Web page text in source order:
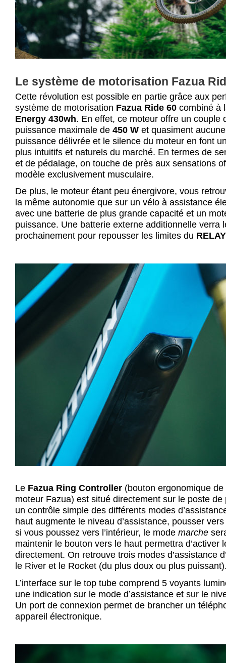
Le système de motorisation Fazua
Cette révolution est possible en partie grâce aux
système de motorisation Fazua Ride 60 combiné à
Energy 430wh. En effet, ce moteur offre un couple
puissance maximale de 450 W et quasiment
puissance délivrée et le silence du moteur en font
plus intuitifs et naturels du marché. En termes de
et de pédalage, on touche de près aux sensations
modèle exclusivement musculaire.
De plus, le moteur étant peu énergivore, vous
la même autonomie que sur un vélo à assistance
avec une batterie de plus grande capacité et un
puissance. Une batterie externe additionnelle verra
prochainement pour repousser les limites du RELAY
Le Fazua Ring Controller (bouton ergonomique
moteur Fazua) est situé directement sur le poste de
un contrôle simple des différents modes
haut augmente le niveau d’assistance, pousser
si vous poussez vers l’intérieur, le mode marche
maintenir le bouton vers le haut permettra d’activer
directement. On retrouve trois modes d’assistance
le River et le Rocket (du plus doux ou plus
L’interface sur le top tube comprend 5 voyants
une indication sur le mode d’assistance et sur le
Un port de connexion permet de brancher un
appareil électronique.